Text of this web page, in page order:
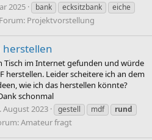
2025 bank ecksitzbank
eiche
Forum: Projektvorstellung
herstellen
Tisch im Internet gefunden und würde
herstellen. Leider scheitere ich an dem
wie ich das herstellen könnte?
schonmal
August 2023 gestell mdf
rund
Amateur fragt